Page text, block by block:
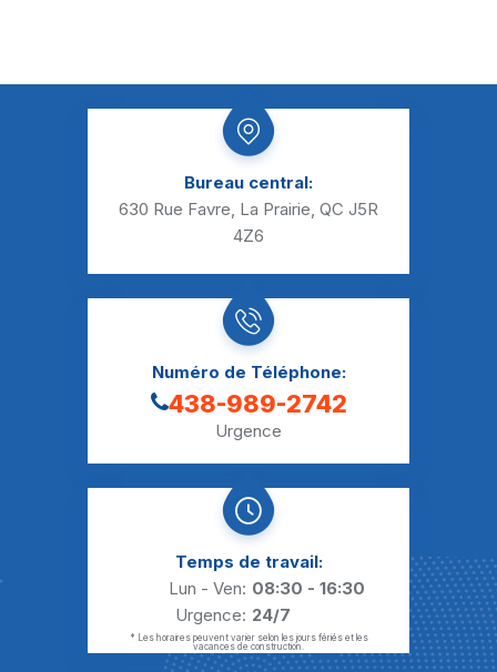
Bureau central:
630 Rue Favre, La Prairie, QC J5R
4Z6
Numéro de Téléphone:
438-989-2742
Urgence
Temps de travail:
Lun - Ven: 08:30 - 16:30
Urgence: 24/7
* Les horaires peuvent varier selon les jours fériés et les
vacances de construction.